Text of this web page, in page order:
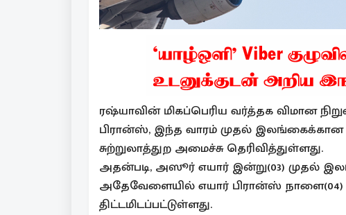
ரஷ்யாவின் மிகப்பெரிய வர்த்தக விமான
பிரான்ஸ், இந்த வாரம் முதல்
சுற்றுலாத்துற அமைச்சு தெரிவித்துள்ளது.
அதன்படி, அஸூர் எயார் இன்று(03) முதல்
அதேவேளையில் எயார் பிரான்ஸ்
திட்டமிடப்பட்டுள்ளது.